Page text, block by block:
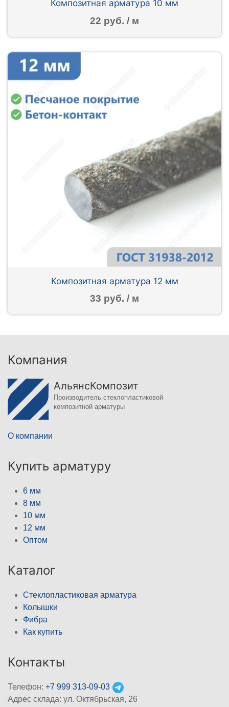
Композитная арматура 10 мм
22 руб. / м
Композитная арматура 12 мм
33 руб. / м
Компания
АльянсКомпозит
Производитель стеклопластиковой
композитной арматуры
О компании
Купить арматуру
6 мм
8 мм
10 мм
12 мм
Оптом
Каталог
Стеклопластиковая арматура
Колышки
Фибра
Как купить
Контакты
Телефон: +7 999 313-09-03
Адрес склада: ул. Октябрьская, 26